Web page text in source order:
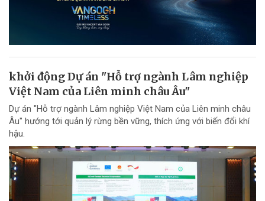
khởi động Dự án "Hỗ trợ ngành Lâm nghiệp
Việt Nam của Liên minh châu Âu"
Dự án "Hỗ trợ ngành Lâm nghiệp Việt Nam của Liên minh châu
Âu" hướng tới quản lý rừng bền vững, thích ứng với biến đổi khí
hậu.